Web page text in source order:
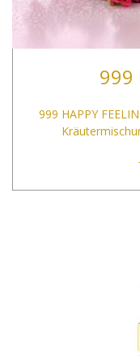
999
999 HAPPY